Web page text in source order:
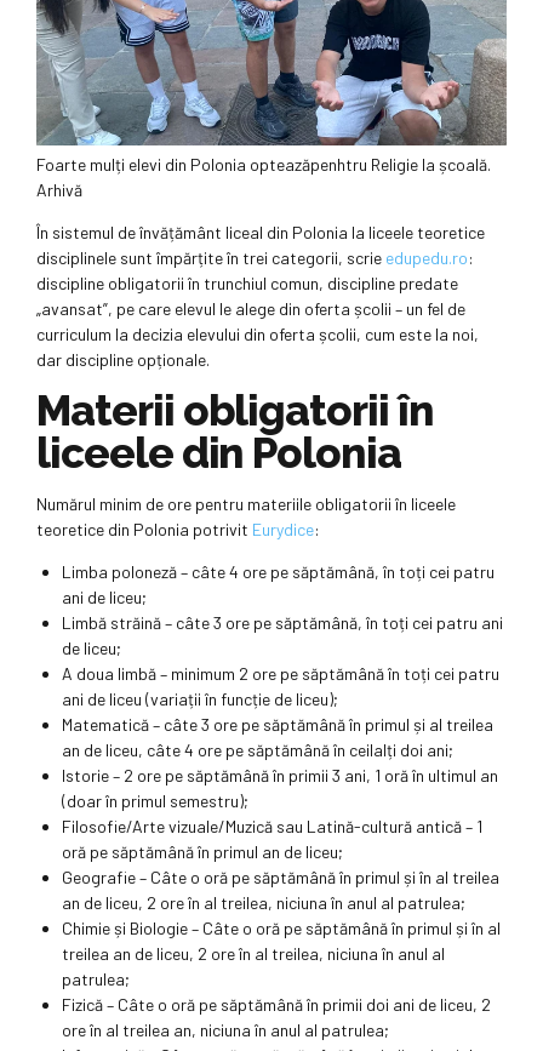
Foarte mulți elevi din Polonia opteazăpenhtru Religie la școală.
Arhivă
În sistemul de învățământ liceal din Polonia la liceele teoretice
disciplinele sunt împărțite în trei categorii, scrie edupedu.ro:
discipline obligatorii în trunchiul comun, discipline predate
„avansat”, pe care elevul le alege din oferta școlii – un fel de
curriculum la decizia elevului din oferta școlii, cum este la noi,
dar discipline opționale.
Materii obligatorii în
liceele din Polonia
Numărul minim de ore pentru materiile obligatorii în liceele
teoretice din Polonia potrivit Eurydice:
Limba poloneză – câte 4 ore pe săptămână, în toți cei patru
ani de liceu;
Limbă străină – câte 3 ore pe săptămână, în toți cei patru ani
de liceu;
A doua limbă – minimum 2 ore pe săptămână în toți cei patru
ani de liceu (variații în funcție de liceu);
Matematică – câte 3 ore pe săptămână în primul și al treilea
an de liceu, câte 4 ore pe săptămână în ceilalți doi ani;
Istorie – 2 ore pe săptămână în primii 3 ani, 1 oră în ultimul an
(doar în primul semestru);
Filosofie/Arte vizuale/Muzică sau Latină-cultură antică – 1
oră pe săptămână în primul an de liceu;
Geografie – Câte o oră pe săptămână în primul și în al treilea
an de liceu, 2 ore în al treilea, niciuna în anul al patrulea;
Chimie și Biologie – Câte o oră pe săptămână în primul și în al
treilea an de liceu, 2 ore în al treilea, niciuna în anul al
patrulea;
Fizică – Câte o oră pe săptămână în primii doi ani de liceu, 2
ore în al treilea an, niciuna în anul al patrulea;